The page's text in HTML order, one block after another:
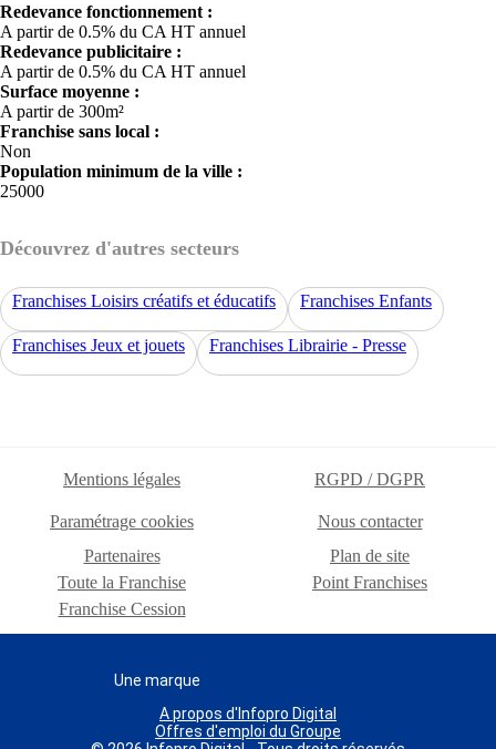
Redevance fonctionnement :
A partir de 0.5% du CA HT annuel
Redevance publicitaire :
A partir de 0.5% du CA HT annuel
Surface moyenne :
A partir de 300m²
Franchise sans local :
Non
Population minimum de la ville :
25000
Découvrez d'autres secteurs
Franchises Loisirs créatifs et éducatifs Franchises Enfants
Franchises Jeux et jouets Franchises Librairie - Presse
Mentions légales RGPD / DGPR
Paramétrage cookies
Nous contacter
Partenaires
Plan de site
Toute la Franchise
Point Franchises
Franchise Cession
Une marque
A propos d'Infopro Digital
Offres d'emploi du Groupe